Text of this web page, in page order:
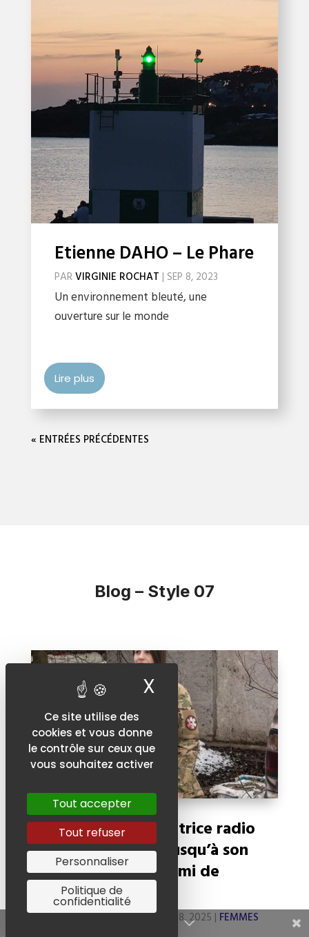
Etienne DAHO – Le Phare
PARVIRGINIE ROCHAT | SEP 8, 2023
Un environnement bleuté, une
ouverture sur le monde
Lire plus
« ENTRÉES PRÉCÉDENTES
Blog – Style 07
Nadia, 25 ans, opératrice radio
de première ligne jusqu’à son
huitième mois et demi de
grossesse
PARVIRGINIE ROCHAT|AOÛT 28, 2025 | FEMMES
Ce site utilise des
cookies et vous donne
le contrôle sur ceux que
vous souhaitez activer
Tout accepter
Tout refuser
Personnaliser
Politique de
confidentialité
X Masquer le